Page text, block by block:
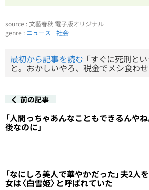
source : 文藝春秋 電子版オリジナル
genre : ニュース 社会
最初から記事を読む 「すぐに死刑と
と。おかしいやろ、税金でメシ食わ
前の記事
「人間っちゃあんなこともできるんや
後なのに」
「なにしろ美人で華やかだった」夫2人
女は〈白雪姫〉と呼ばれていた